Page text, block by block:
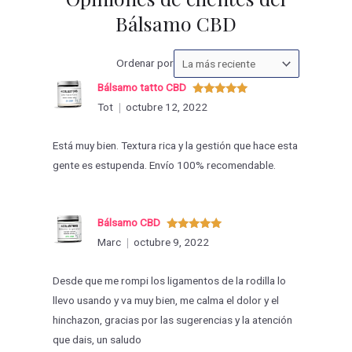
Bálsamo CBD
Ordenar porOrdenar
las
Valorado
con
Bálsamo tatto CBD
Tot
octubre 12, 2022
Está muy bien. Textura rica y la gestión que hace esta
gente es estupenda. Envío 100% recomendable.
Valorado
con5de 5
Bálsamo CBD
Marc
octubre 9, 2022
Desde que me rompi los ligamentos de la rodilla lo
llevo usando y va muy bien, me calma el dolor y el
hinchazon, gracias por las sugerencias y la atención
que dais, un saludo